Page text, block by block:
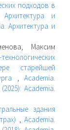
подходов в
Архитектура и
Архитектура и
Максим
старейшей
, Academia.
Academia.
здания
,Academia.